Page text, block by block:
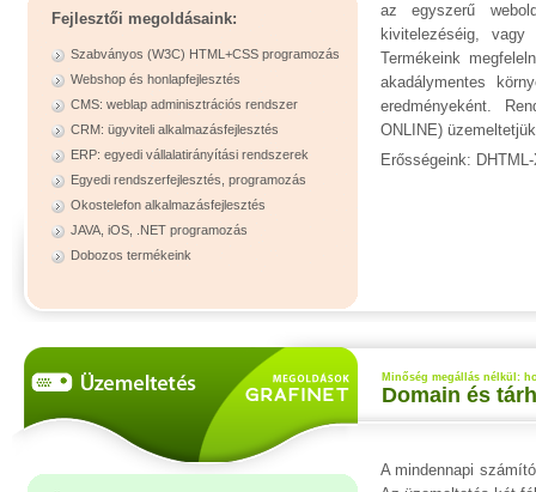
Fejlesztői megoldásaink:
Szabványos (W3C) HTML+CSS programozás
Webshop és honlapfejlesztés
CMS: weblap adminisztrációs rendszer
CRM: ügyviteli alkalmazásfejlesztés
ERP: egyedi vállalatirányítási rendszerek
Egyedi rendszerfejlesztés, programozás
Okostelefon alkalmazásfejlesztés
JAVA, iOS, .NET programozás
Dobozos termékeink
az egyszerű
kivitelezéséig, vagy
Termékeink
akadálymentes
eredményeként.
ONLINE)
Erősségeink:
Minőség megállás nélkül:
Domain és
A mindennapi